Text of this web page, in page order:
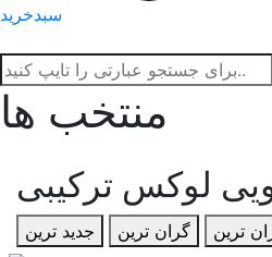
سبدخرید
منتخب ها
لوکس ترکیبی
جدید ترین گران ترین ترین